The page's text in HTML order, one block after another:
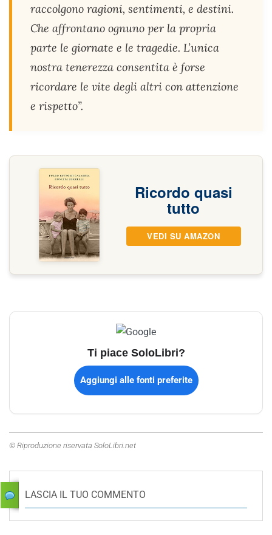
raccolgono ragioni, sentimenti, e destini.
Che affrontano ognuno per la propria
parte le giornate e le tragedie. L’unica
nostra tenerezza consentita è forse
ricordare le vite degli altri con attenzione
e rispetto”.
Ricordo quasi
tutto
VEDI SU AMAZON
Ti piace SoloLibri?
Aggiungi alle fonti preferite
© Riproduzione riservata SoloLibri.net
LASCIA IL TUO COMMENTO